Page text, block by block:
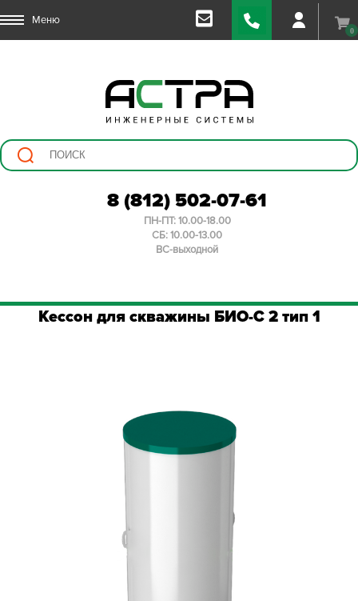
Меню
0
8 (812) 502-07-61
ПН-ПТ: 10.00-18.00
СБ: 10.00-13.00
ВС-выходной
Кессон для скважины БИО-С 2 тип 1